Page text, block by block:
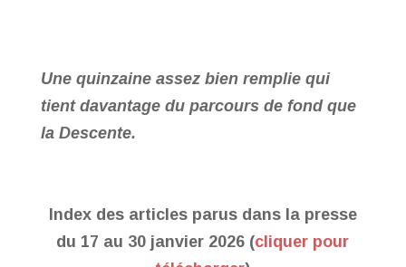
Une quinzaine assez bien remplie qui
tient davantage du parcours de fond que
la Descente.
Index des articles parus dans la presse
du 17 au 30 janvier 2026 (cliquer pour